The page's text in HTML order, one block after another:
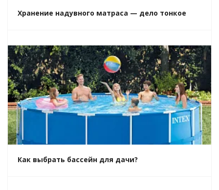
Хранение надувного матраса — дело тонкое
Как выбрать бассейн для дачи?